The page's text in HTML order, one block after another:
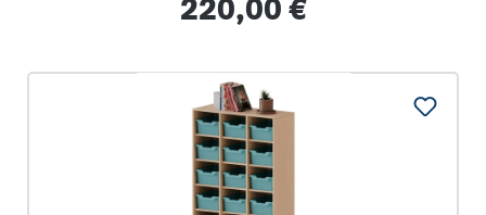
220,00 €